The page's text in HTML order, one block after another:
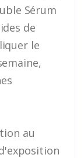
Sérum
de
le
au